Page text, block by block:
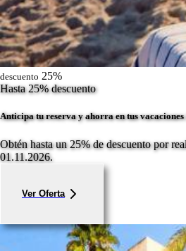
descuento 25%
Hasta 25% descuento
Anticipa tu reserva y ahorra en tus vacaciones
Obtén hasta un 25% de descuento por
01.11.2026.
Ver Oferta